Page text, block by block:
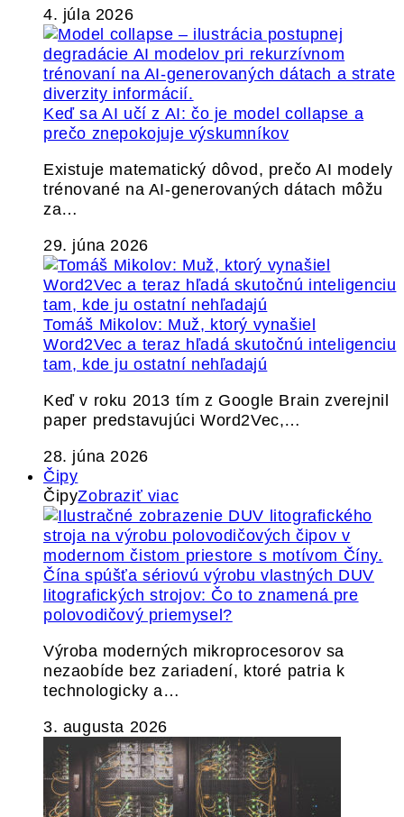
4. júla 2026
Keď sa AI učí z AI: čo je model collapse a
prečo znepokojuje výskumníkov
Existuje matematický dôvod, prečo AI modely
trénované na AI-generovaných dátach môžu
za…
29. júna 2026
Tomáš Mikolov: Muž, ktorý vynašiel
Word2Vec a teraz hľadá skutočnú inteligenciu
tam, kde ju ostatní nehľadajú
Keď v roku 2013 tím z Google Brain zverejnil
paper predstavujúci Word2Vec,…
28. júna 2026
Čipy
ČipyZobraziť viac
Čína spúšťa sériovú výrobu vlastných DUV
litografických strojov: Čo to znamená pre
polovodičový priemysel?
Výroba moderných mikroprocesorov sa
nezaobíde bez zariadení, ktoré patria k
technologicky a…
3. augusta 2026